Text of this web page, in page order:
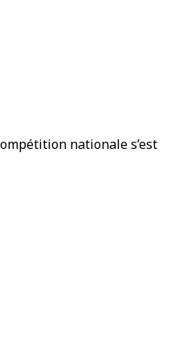
nationale s’est